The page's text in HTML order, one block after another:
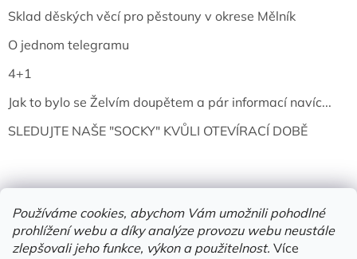
Používáme cookies, abychom Vám umožnili pohodlné
prohlížení webu a díky analýze provozu webu neustále
zlepšovali jeho funkce, výkon a použitelnost. Více
Sklad děských věcí pro pěstouny v okrese Mělník
O jednom telegramu
4+1
Jak to bylo se Želvím doupětem a pár informací navíc...
SLEDUJTE NAŠE "SOCKY" KVŮLI OTEVÍRACÍ DOBĚ